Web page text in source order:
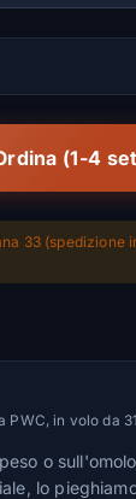
(1-4
33 (spedizione
in volo da
o
lo